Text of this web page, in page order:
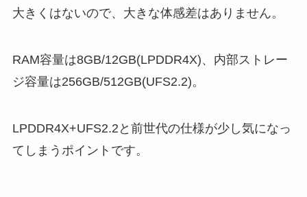
大きくはないので、大きな体感差はありません。
RAM容量は8GB/12GB(LPDDR4X)、内部ストレー
ジ容量は256GB/512GB(UFS2.2)。
LPDDR4X+UFS2.2と前世代の仕様が少し気になっ
てしまうポイントです。